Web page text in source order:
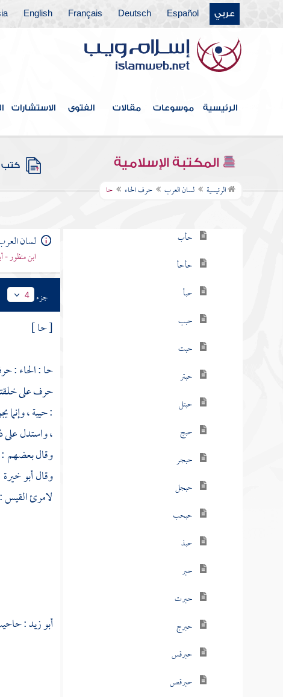
عربي Español
Deutsch
Français
English
الرئيسية موسوعات مقالات الفتوى الاستشارات
المكتبة الإسلامية كتب PDF
الرئيسية لسان العرب حرف الحاء حا
حرف الهمزة
حرف الألف
حرف الباء
حرف التاء
حرف الثاء
حرف الجيم
حرف الحاء
حأب
حأحأ
حبأ
حبب
حبت
حبتر
حبتل
حبج
حبجر
حبجل
حبحب
حبذ
حبر
حبرت
حبرج
حبرقس
حبرقص
لسان
ابن منظور -
جزء 4
[ حا ]
حا : الحاء :
حرف على
: حيية ،
، واستدل
وقال بعضهم
وقالأبو خيرة
لامرئ القيس:
أبو زيد: